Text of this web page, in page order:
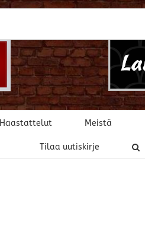
Haastattelut Meistä
Tilaa uutiskirje